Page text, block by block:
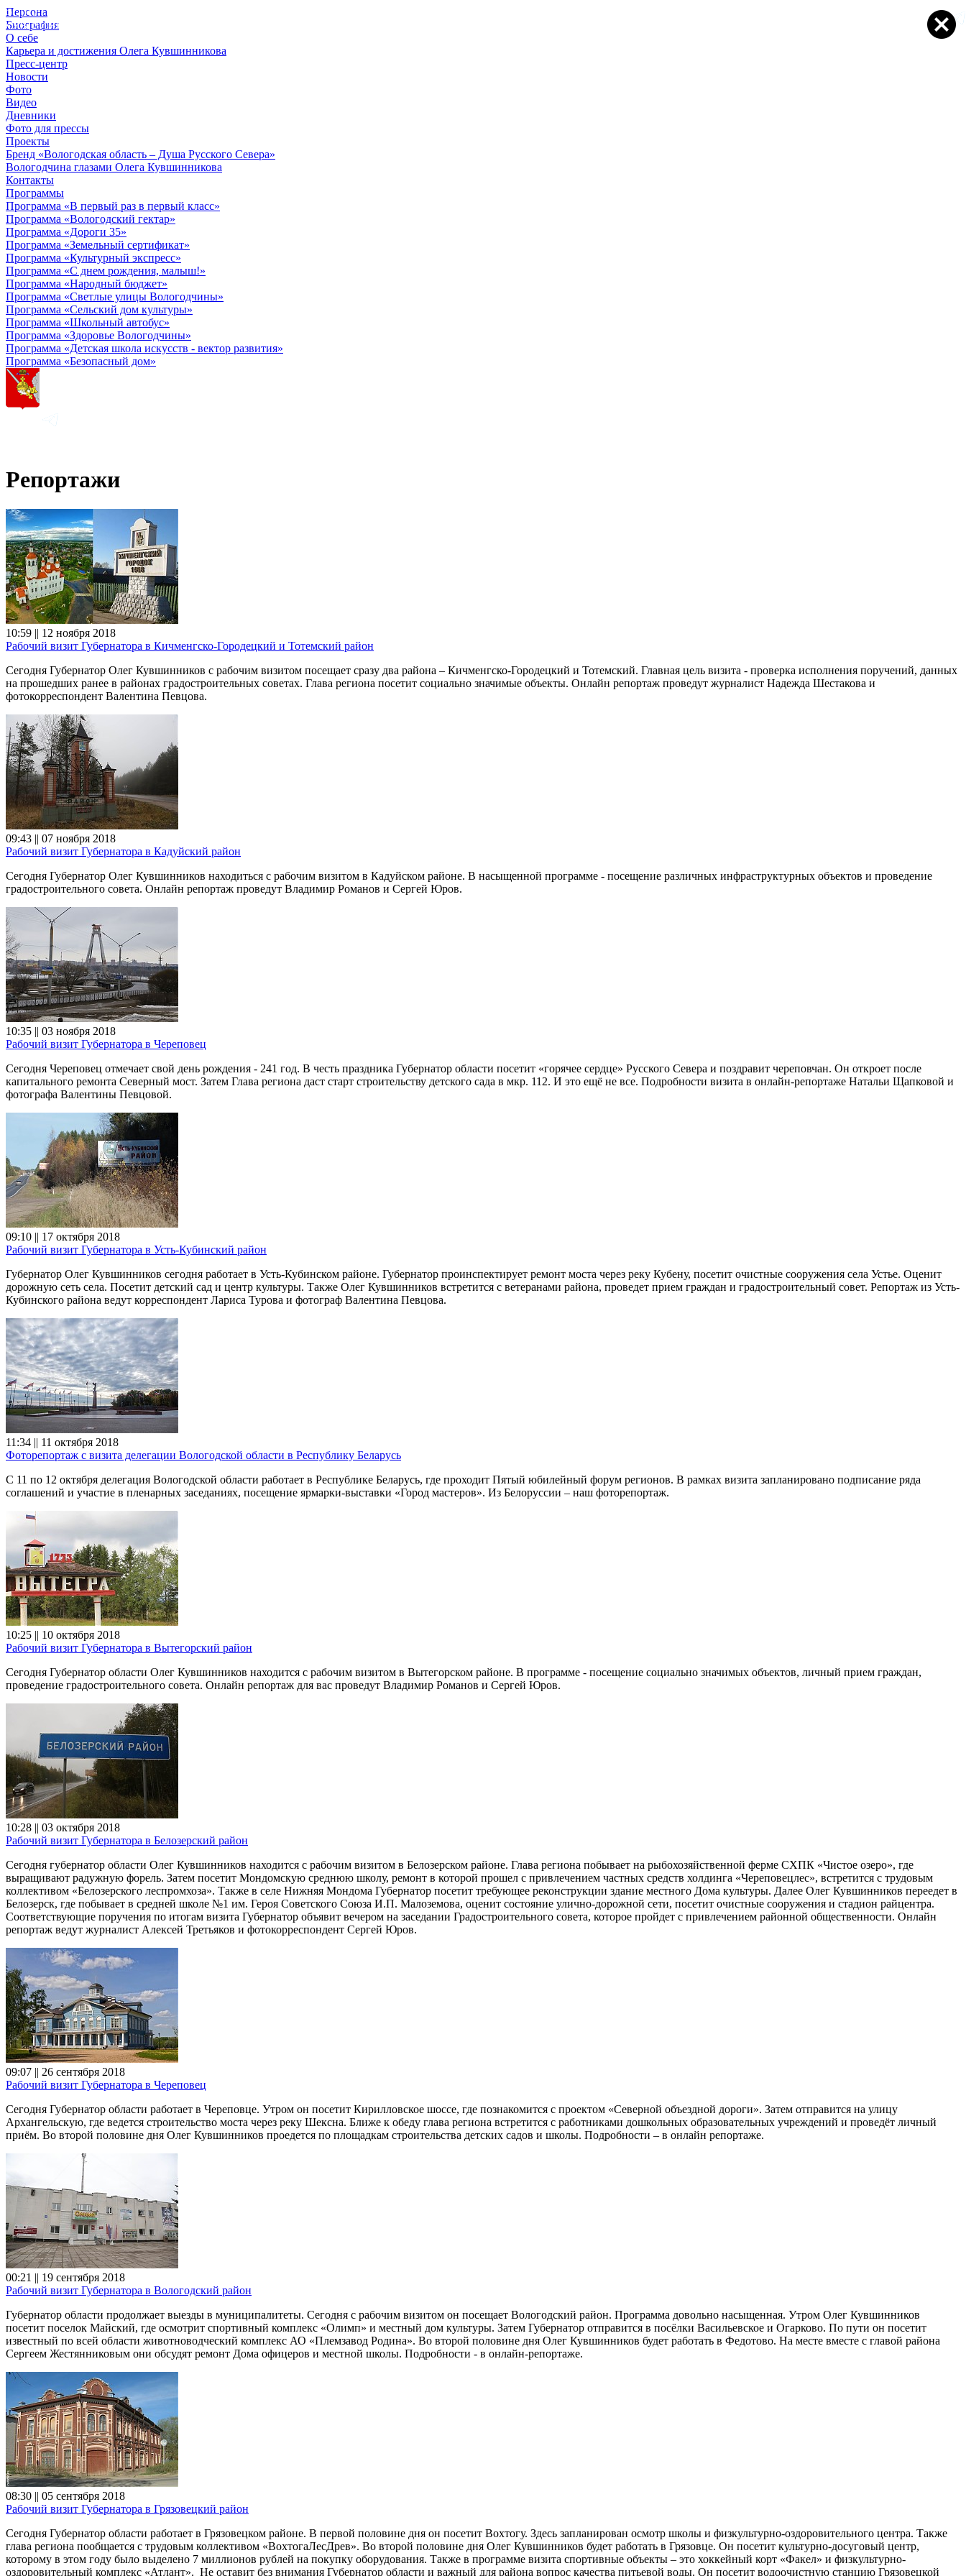
Персона
Биография
О себе
Карьера и достижения Олега Кувшинникова
Пресс-центр
Новости
Фото
Видео
Дневники
Фото для прессы
Проекты
Бренд «Вологодская область – Душа Русского Севера»
Вологодчина глазами Олега Кувшинникова
Контакты
Программы
Программа «В первый раз в первый класс»
Программа «Вологодский гектар»
Программа «Дороги 35»
Программа «Земельный сертификат»
Программа «Культурный экспресс»
Программа «С днем рождения, малыш!»
Программа «Народный бюджет»
Программа «Светлые улицы Вологодчины»
Программа «Сельский дом культуры»
Программа «Школьный автобус»
Программа «Здоровье Вологодчины»
Программа «Детская школа искусств - вектор развития»
Программа «Безопасный дом»
Репортажи
10:59 || 12 ноября 2018
Рабочий визит Губернатора в Кичменгско-Городецкий и Тотемский район
Сегодня Губернатор Олег Кувшинников с рабочим визитом посещает сразу два района – Кичменгско-Городецкий и Тотемский. Главная цель визита - проверка исполнения поручений, данных
на прошедших ранее в районах градостроительных советах. Глава региона посетит социально значимые объекты. Онлайн репортаж проведут журналист Надежда Шестакова и
фотокорреспондент Валентина Певцова.
09:43 || 07 ноября 2018
Рабочий визит Губернатора в Кадуйский район
Сегодня Губернатор Олег Кувшинников находиться с рабочим визитом в Кадуйском районе. В насыщенной программе - посещение различных инфраструктурных объектов и проведение
градостроительного совета. Онлайн репортаж проведут Владимир Романов и Сергей Юров.
10:35 || 03 ноября 2018
Рабочий визит Губернатора в Череповец
Сегодня Череповец отмечает свой день рождения - 241 год. В честь праздника Губернатор области посетит «горячее сердце» Русского Севера и поздравит череповчан. Он откроет после
капитального ремонта Северный мост. Затем Глава региона даст старт строительству детского сада в мкр. 112. И это ещё не все. Подробности визита в онлайн-репортаже Натальи Щапковой и
фотографа Валентины Певцовой.
09:10 || 17 октября 2018
Рабочий визит Губернатора в Усть-Кубинский район
Губернатор Олег Кувшинников сегодня работает в Усть-Кубинском районе. Губернатор проинспектирует ремонт моста через реку Кубену, посетит очистные сооружения села Устье. Оценит
дорожную сеть села. Посетит детский сад и центр культуры. Также Олег Кувшинников встретится с ветеранами района, проведет прием граждан и градостроительный совет. Репортаж из Усть-
Кубинского района ведут корреспондент Лариса Турова и фотограф Валентина Певцова.
11:34 || 11 октября 2018
Фоторепортаж с визита делегации Вологодской области в Республику Беларусь
С 11 по 12 октября делегация Вологодской области работает в Республике Беларусь, где проходит Пятый юбилейный форум регионов. В рамках визита запланировано подписание ряда
соглашений и участие в пленарных заседаниях, посещение ярмарки-выставки «Город мастеров». Из Белоруссии – наш фоторепортаж.
10:25 || 10 октября 2018
Рабочий визит Губернатора в Вытегорский район
Сегодня Губернатор области Олег Кувшинников находится с рабочим визитом в Вытегорском районе. В программе - посещение социально значимых объектов, личный прием граждан,
проведение градостроительного совета. Онлайн репортаж для вас проведут Владимир Романов и Сергей Юров.
10:28 || 03 октября 2018
Рабочий визит Губернатора в Белозерский район
Сегодня губернатор области Олег Кувшинников находится с рабочим визитом в Белозерском районе. Глава региона побывает на рыбохозяйственной ферме СХПК «Чистое озеро», где
выращивают радужную форель. Затем посетит Мондомскую среднюю школу, ремонт в которой прошел с привлечением частных средств холдинга «Череповецлес», встретится с трудовым
коллективом «Белозерского леспромхоза». Также в селе Нижняя Мондома Губернатор посетит требующее реконструкции здание местного Дома культуры. Далее Олег Кувшинников переедет в
Белозерск, где побывает в средней школе №1 им. Героя Советского Союза И.П. Малоземова, оценит состояние улично-дорожной сети, посетит очистные сооружения и стадион райцентра.
Соответствующие поручения по итогам визита Губернатор объявит вечером на заседании Градостроительного совета, которое пройдет с привлечением районной общественности. Онлайн
репортаж ведут журналист Алексей Третьяков и фотокорреспондент Сергей Юров.
09:07 || 26 сентября 2018
Рабочий визит Губернатора в Череповец
Сегодня Губернатор области работает в Череповце. Утром он посетит Кирилловское шоссе, где познакомится с проектом «Северной объездной дороги». Затем отправится на улицу
Архангельскую, где ведется строительство моста через реку Шексна. Ближе к обеду глава региона встретится с работниками дошкольных образовательных учреждений и проведёт личный
приём. Во второй половине дня Олег Кувшинников проедется по площадкам строительства детских садов и школы. Подробности – в онлайн репортаже.
00:21 || 19 сентября 2018
Рабочий визит Губернатора в Вологодский район
Губернатор области продолжает выезды в муниципалитеты. Сегодня с рабочим визитом он посещает Вологодский район. Программа довольно насыщенная. Утром Олег Кувшинников
посетит поселок Майский, где осмотрит спортивный комплекс «Олимп» и местный дом культуры. Затем Губернатор отправится в посёлки Васильевское и Огарково. По пути он посетит
известный по всей области животноводческий комплекс АО «Племзавод Родина». Во второй половине дня Олег Кувшинников будет работать в Федотово. На месте вместе с главой района
Сергеем Жестянниковым они обсудят ремонт Дома офицеров и местной школы. Подробности - в онлайн-репортаже.
08:30 || 05 сентября 2018
Рабочий визит Губернатора в Грязовецкий район
Сегодня Губернатор области работает в Грязовецком районе. В первой половине дня он посетит Вохтогу. Здесь запланирован осмотр школы и физкультурно-оздоровительного центра. Также
глава региона пообщается с трудовым коллективом «ВохтогаЛесДрев». Во второй половине дня Олег Кувшинников будет работать в Грязовце. Он посетит культурно-досуговый центр,
которому в этом году было выделено 7 миллионов рублей на покупку оборудования. Также в программе визита спортивные объекты – это хоккейный корт «Факел» и физкультурно-
оздоровительный комплекс «Атлант». Не оставит без внимания Губернатор области и важный для района вопрос качества питьевой воды. Он посетит водоочистную станцию Грязовецкой
© 2012 - 2023,
КУВШИННИКОВ О.А.